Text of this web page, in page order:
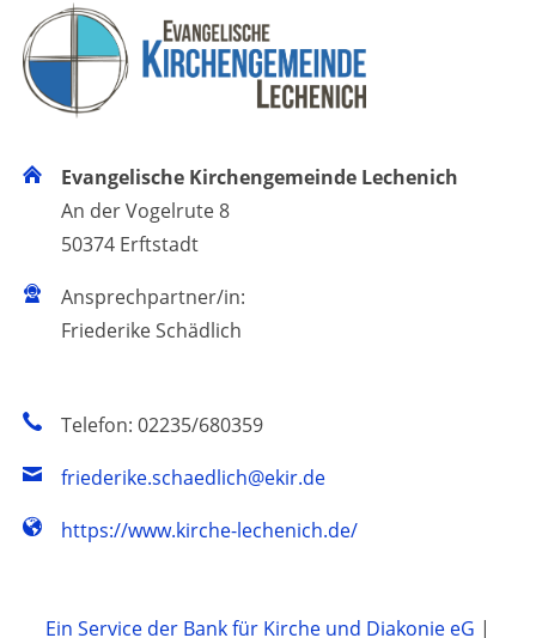
Evangelische Kirchengemeinde Lechenich
An der Vogelrute 8
50374 Erftstadt
Ansprechpartner/in:
Friederike Schädlich
Telefon: 02235/680359
friederike.schaedlich@ekir.de
https://www.kirche-lechenich.de/
Ein Service der Bank für Kirche und Diakonie eG |